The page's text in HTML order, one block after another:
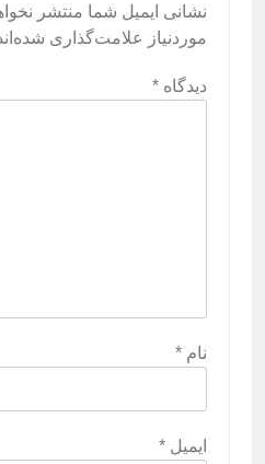
نشانی ایمیل شما منتشر
موردنیاز علامت‌گذاری
دیدگاه *
نام *
ایمیل *